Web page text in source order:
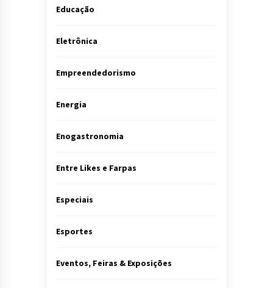
Educação
Eletrônica
Empreendedorismo
Energia
Enogastronomia
Entre Likes e Farpas
Especiais
Esportes
Eventos, Feiras & Exposições